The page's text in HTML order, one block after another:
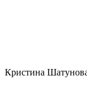
Кристина